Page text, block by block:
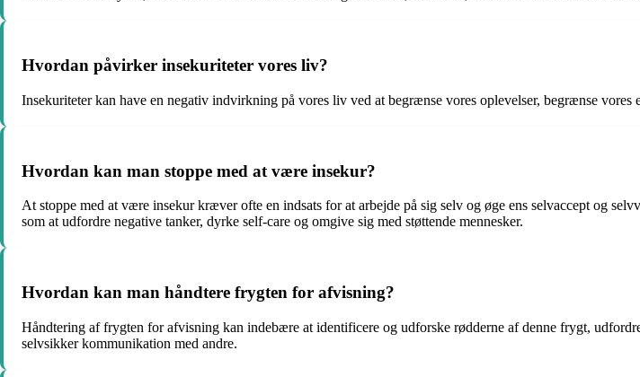
Hvordan påvirker insekuriteter vores liv?
Insekuriteter kan have en negativ indvirkning på vores liv ved at begrænse vores oplevelser, begrænse
Hvordan kan man stoppe med at være insekur?
At stoppe med at være insekur kræver ofte en indsats for at arbejde på sig selv og øge ens selvaccept og
som at udfordre negative tanker, dyrke self-care og omgive sig med støttende mennesker.
Hvordan kan man håndtere frygten for afvisning?
Håndtering af frygten for afvisning kan indebære at identificere og udforske rødderne af denne frygt,
selvsikker kommunikation med andre.